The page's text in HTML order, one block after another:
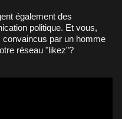
également des
politique. Et vous,
par un homme
réseau "likez"?